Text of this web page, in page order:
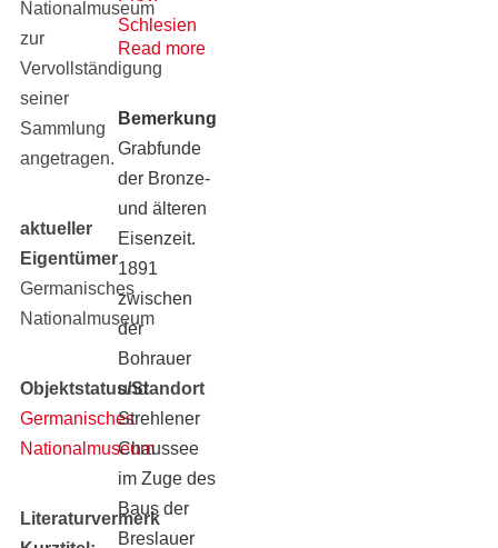
Nationalmuseum
zur
Vervollständigung
seiner
Sammlung
angetragen.
aktueller
Eigentümer
Germanisches
Nationalmuseum
Objektstatus/Standort
Germanisches
Nationalmuseum
Literaturvermerk
Schlesien
(alt)
Read more
Bemerkung
Grabfunde
der Bronze-
und älteren
Eisenzeit.
1891
zwischen
der
Bohrauer
und
Strehlener
Chaussee
im Zuge des
Baus der
Breslauer